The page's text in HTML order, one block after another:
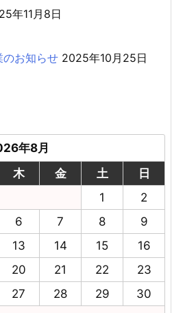
年11月8日
のお知らせ 2025年10月25日
年8月
木 金 土
日
1
2
6 7 8
9
13 14 15
16
20 21 22
23
27 28 29
30